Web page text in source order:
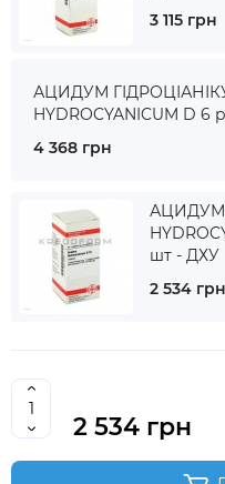
3 115 грн
АЦИДУМ
HYDROCYANICUM D
4 368 грн
АЦИДУМ
шт - ДХУ
2 534 грн
2 534 грн